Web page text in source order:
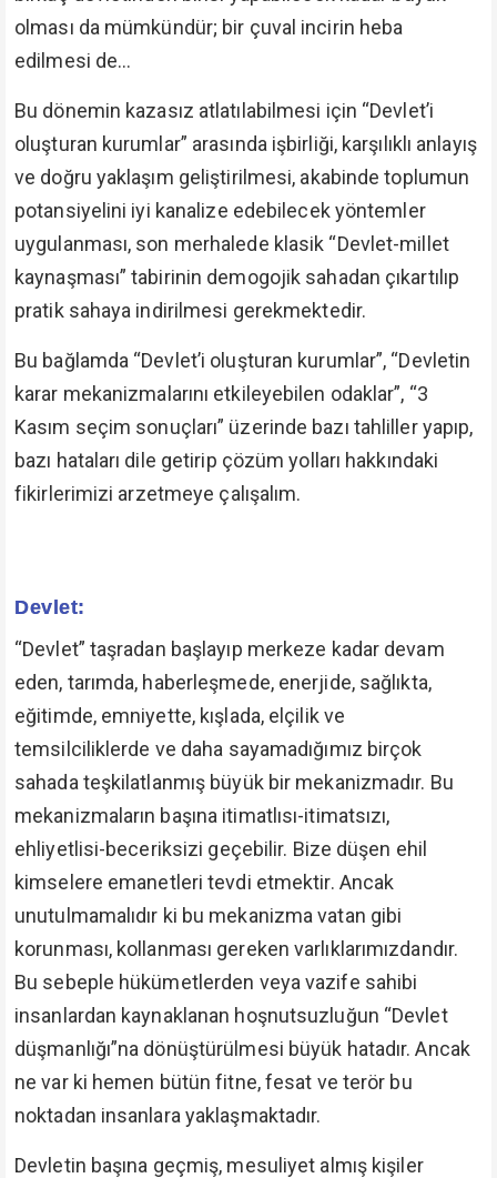
olması da mümkündür; bir çuval incirin heba
edilmesi de...
Bu dönemin kazasız atlatılabilmesi için “Devlet’i
oluşturan kurumlar” arasında işbirliği, karşılıklı anlayış
ve doğru yaklaşım geliştirilmesi, akabinde toplumun
potansiyelini iyi kanalize edebilecek yöntemler
uygulanması, son merhalede klasik “Devlet-millet
kaynaşması” tabirinin demogojik sahadan çıkartılıp
pratik sahaya indirilmesi gerekmektedir.
Bu bağlamda “Devlet’i oluşturan kurumlar”, “Devletin
karar mekanizmalarını etkileyebilen odaklar”, “3
Kasım seçim sonuçları” üzerinde bazı tahliller yapıp,
bazı hataları dile getirip çözüm yolları hakkındaki
fikirlerimizi arzetmeye çalışalım.
Devlet:
“Devlet” taşradan başlayıp merkeze kadar devam
eden, tarımda, haberleşmede, enerjide, sağlıkta,
eğitimde, emniyette, kışlada, elçilik ve
temsilciliklerde ve daha sayamadığımız birçok
sahada teşkilatlanmış büyük bir mekanizmadır. Bu
mekanizmaların başına itimatlısı-itimatsızı,
ehliyetlisi-beceriksizi geçebilir. Bize düşen ehil
kimselere emanetleri tevdi etmektir. Ancak
unutulmamalıdır ki bu mekanizma vatan gibi
korunması, kollanması gereken varlıklarımızdandır.
Bu sebeple hükümetlerden veya vazife sahibi
insanlardan kaynaklanan hoşnutsuzluğun “Devlet
düşmanlığı”na dönüştürülmesi büyük hatadır. Ancak
ne var ki hemen bütün fitne, fesat ve terör bu
noktadan insanlara yaklaşmaktadır.
Devletin başına geçmiş, mesuliyet almış kişiler